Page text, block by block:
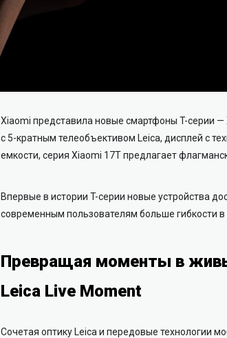
Xiaomi представила новые смартфоны T-cерии
с 5-кратным телеобъективом Leica, дисплей с
емкости, серия Xiaomi 17T предлагает
Впервые в истории T-cерии новые устройства
современным пользователям больше гибкости
Превращая моменты в
Leica Live Moment
Сочетая оптику Leica и передовые технологии